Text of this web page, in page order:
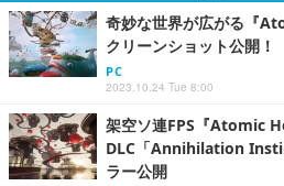
奇妙な世界が広がる『
クリーンショット公開！
PC
2023.10.24 Tue 8:00
架空ソ連FPS『Atomic
DLC「Annihilation
ラー公開